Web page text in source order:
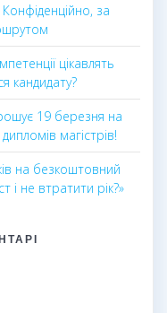
за
цікавлять
кандидату?
19 березня на
магістрів!
на безкоштовний
і не втратити рік?»